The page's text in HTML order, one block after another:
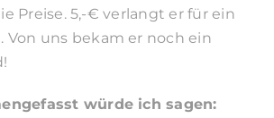
Preise. 5,-€ verlangt er für ein
Von uns bekam er noch ein
würde ich sagen: